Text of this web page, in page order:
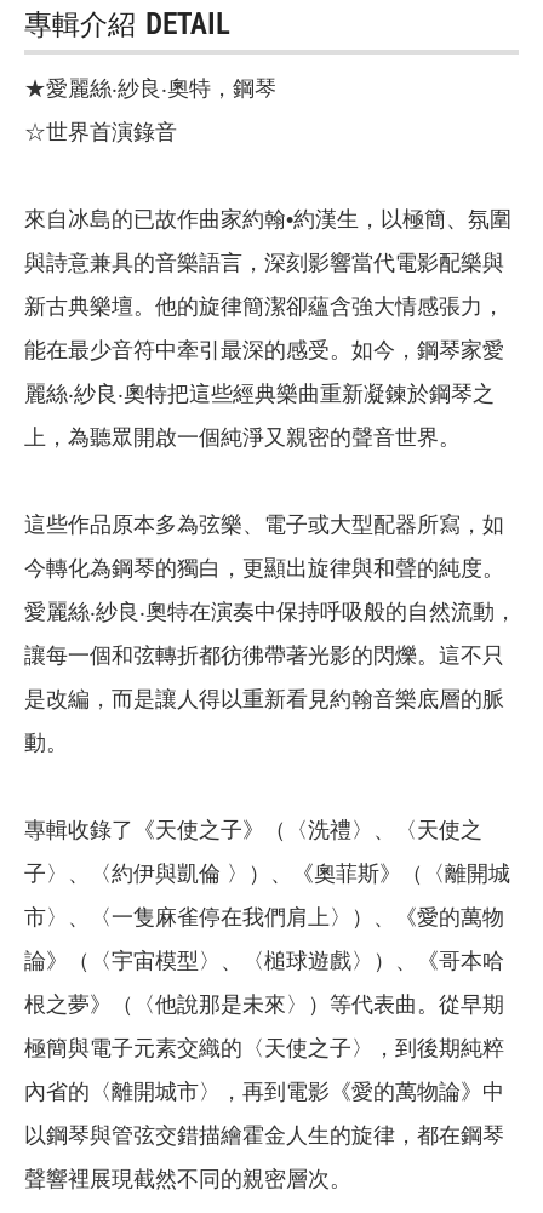
專輯介紹 DETAIL
★愛麗絲‧紗良‧奧特，鋼琴
☆世界首演錄音
來自冰島的已故作曲家約翰•約漢生，以極簡、氛圍
與詩意兼具的音樂語言，深刻影響當代電影配樂與
新古典樂壇。他的旋律簡潔卻蘊含強大情感張力，
能在最少音符中牽引最深的感受。如今，鋼琴家愛
麗絲‧紗良‧奧特把這些經典樂曲重新凝鍊於鋼琴之
上，為聽眾開啟一個純淨又親密的聲音世界。
這些作品原本多為弦樂、電子或大型配器所寫，如
今轉化為鋼琴的獨白，更顯出旋律與和聲的純度。
愛麗絲‧紗良‧奧特在演奏中保持呼吸般的自然流動，
讓每一個和弦轉折都彷彿帶著光影的閃爍。這不只
是改編，而是讓人得以重新看見約翰音樂底層的脈
動。
專輯收錄了《天使之子》（〈洗禮〉、〈天使之
子〉、〈約伊與凱倫 〉）、《奧菲斯》（〈離開城
市〉、〈一隻麻雀停在我們肩上〉）、《愛的萬物
論》（〈宇宙模型〉、〈槌球遊戲〉）、《哥本哈
根之夢》（〈他說那是未來〉）等代表曲。從早期
極簡與電子元素交織的〈天使之子〉，到後期純粹
內省的〈離開城市〉，再到電影《愛的萬物論》中
以鋼琴與管弦交錯描繪霍金人生的旋律，都在鋼琴
聲響裡展現截然不同的親密層次。